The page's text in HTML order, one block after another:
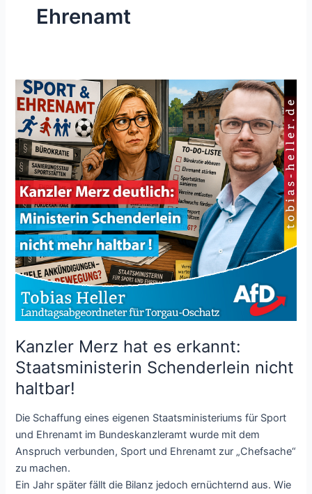
Ehrenamt
Kanzler Merz hat es erkannt:
Staatsministerin Schenderlein nicht
haltbar!
Die Schaffung eines eigenen Staatsministeriums für Sport
und Ehrenamt im Bundeskanzleramt wurde mit dem
Anspruch verbunden, Sport und Ehrenamt zur „Chefsache“
zu machen.
Ein Jahr später fällt die Bilanz jedoch ernüchternd aus. Wie